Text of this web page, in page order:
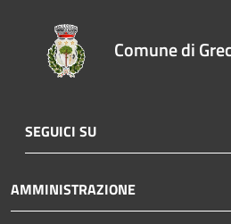
Comune di
SEGUICI SU
AMMINISTRAZIONE